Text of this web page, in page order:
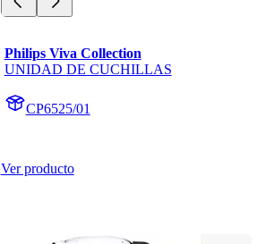
Philips Viva Collection
UNIDAD DE CUCHILLAS
CP6525/01
Ver producto